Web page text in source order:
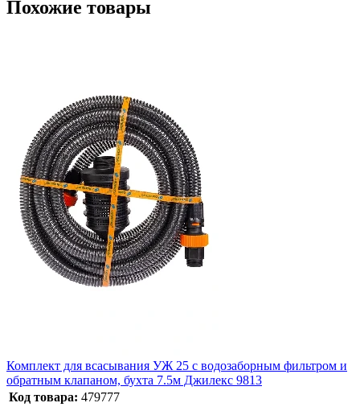
Похожие товары
Комплект для всасывания УЖ 25 с водозаборным фильтром и
обратным клапаном, бухта 7.5м Джилекс 9813
Код товара: 479777